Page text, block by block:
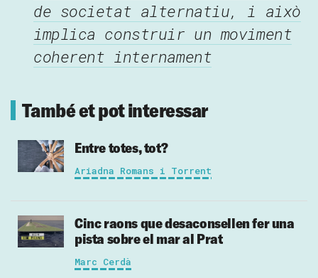
de societat alternatiu, i això
implica construir un moviment
coherent internament
També et pot interessar
Entre totes, tot?
Ariadna Romans i Torrent
Cinc raons que desaconsellen fer una
pista sobre el mar al Prat
Marc Cerdà